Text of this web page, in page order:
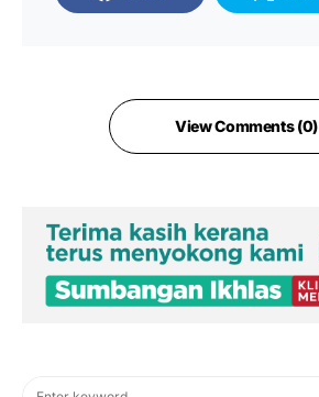
View Comments (0)